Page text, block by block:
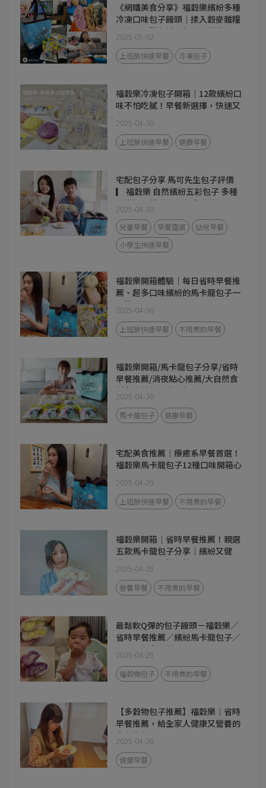
《網購美食分享》福穀樂繽紛多種
冷凍口味包子饅頭｜揉入穀麥雜糧
的美味，甜的鹹的都有｜營養早
餐、宵夜都超方便！
2025-05-02
上班族快速早餐 冷凍包子
福穀樂冷凍包子開箱｜12款繽紛口
味不怕吃膩！早餐新選擇，快速又
安心
2025-04-30
上班族快速早餐 健康早餐
宅配包子分享 馬可先生包子評價
▎ 福穀樂 自然繽紛五彩包子 多種
穀物揉入麵皮 無添加化學膨鬆
劑、發粉、人工色素， 真心推薦
給想吃得安心又想滿足味蕾的你！
2025-04-30
兒童早餐 早餐靈感
幼兒早餐
小學生快速早餐
福穀樂開箱體驗｜每日省時早餐推
薦、超多口味繽紛的馬卡龍包子一
次滿足！
2025-04-30
上班族快速早餐 不用煮的早餐
福穀樂開箱/馬卡龍包子分享/省時
早餐推薦/消夜點心推薦/大自然食
材色彩繽紛的美味包子
2025-04-30
馬卡龍包子 健康早餐
宅配美食推薦｜療癒系早餐首選！
福穀樂馬卡龍包子12種口味開箱心
2025-04-29
上班族快速早餐 不用煮的早餐
福穀樂開箱｜省時早餐推薦！親選
五款馬卡龍包子分享｜繽紛又健
康，喚醒早晨好心情！
2025-04-29
營養早餐 不用煮的早餐
最鬆軟Q彈的包子饅頭－福穀樂／
省時早餐推薦／繽紛馬卡龍包子／
口味選擇多又美味
2025-04-29
福穀樂包子 不用煮的早餐
【多穀物包子推薦】福穀樂｜省時
早餐推薦，給全家人健康又營養的
多穀物包子！
2025-04-28
健康早餐